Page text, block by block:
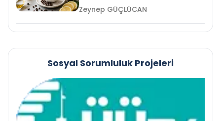
Zeynep GÜÇLÜCAN
Sosyal Sorumluluk Projeleri